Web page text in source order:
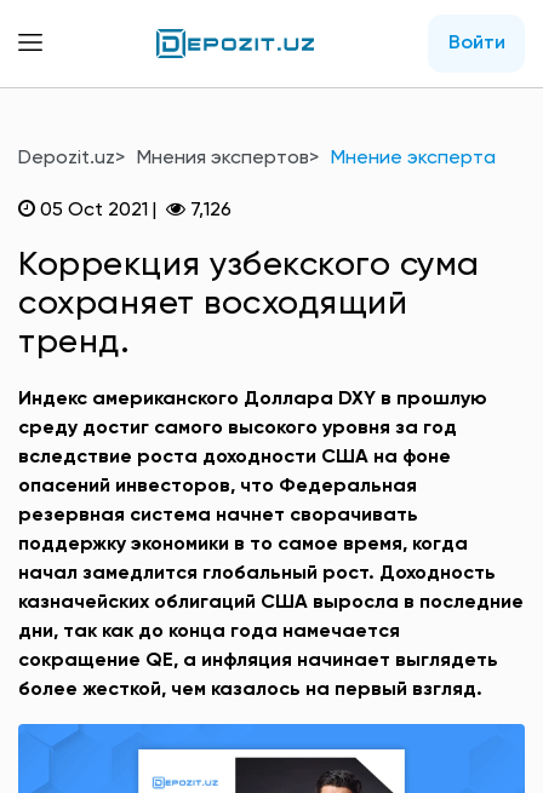
Войти
Depozit.uz Мнения экспертов Мнение эксперта
05 Oct 2021 7,126
Коррекция узбекского сума
сохраняет восходящий
тренд.
Индекс американского Доллара DXY в прошлую
среду достиг самого высокого уровня за год
вследствие роста доходности США на фоне
опасений инвесторов, что Федеральная
резервная система начнет сворачивать
поддержку экономики в то самое время, когда
начал замедлится глобальный рост. Доходность
казначейских облигаций США выросла в последние
дни, так как до конца года намечается
сокращение QE, а инфляция начинает выглядеть
более жесткой, чем казалось на первый взгляд.